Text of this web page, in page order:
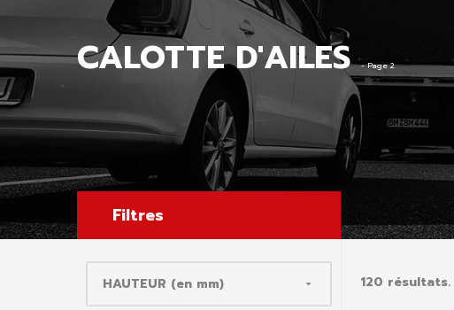
CALOTTE D'AILES- Page 2
Filtres
HAUTEUR (en mm)  120 résultats.